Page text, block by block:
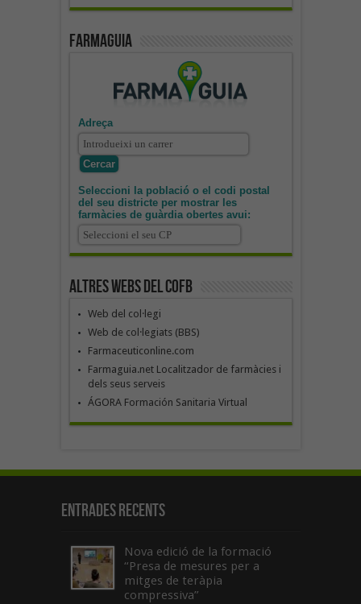
Farmaguia
Adreça
Seleccioni la població o el codi postal
del seu districte per mostrar les
farmàcies de guàrdia obertes avui:
Altres webs del COFB
Web del col·legi
Web de col·legiats (BBS)
Farmaceuticonline.com
Farmaguia.net Localitzador de farmàcies i
dels seus serveis
ÁGORA Formación Sanitaria Virtual
Entrades recents
Nova edició de la formació
“Presa de mesures per a
mitges de teràpia
compressiva”